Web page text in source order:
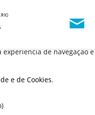
para este
necessários, analíticos e
de navegação e
e de Cookies.